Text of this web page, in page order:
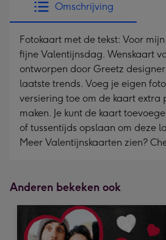
Omschrijving
Fotokaart met de tekst: Voor
fijne Valentijnsdag. Wenskaart
ontworpen door Greetz
laatste trends. Voeg je eigen
versiering toe om de kaart extra
maken. Je kunt de kaart
of tussentijds opslaan om deze
Meer Valentijnskaarten zien?
Anderen bekeken ook